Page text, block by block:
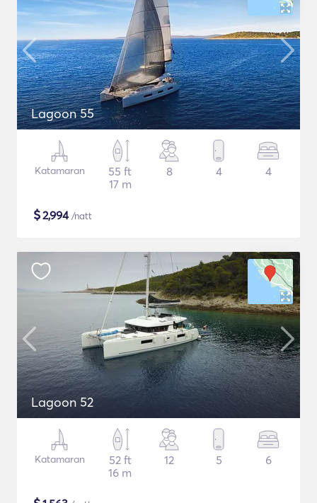
Lagoon 55
Katamaran
55 ft
17 m
8 4 4
$2,994/natt
Lagoon 52
Katamaran
52 ft
16 m
12 5 6